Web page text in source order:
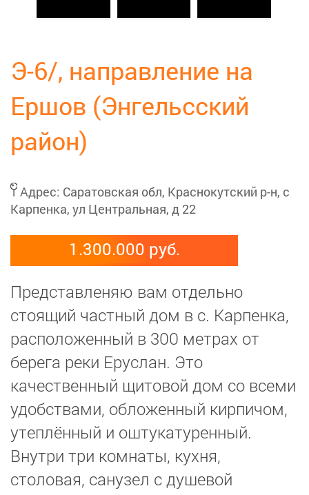
Э-6/, направление на
Ершов (Энгельсский
район)
Адрес: Саратовская обл, Краснокутский р-н, с
Карпенка, ул Центральная, д 22
1.300.000 руб.
Представленяю вам отдельно
стоящий частный дом в с. Карпенка,
расположенный в 300 метрах от
берега реки Еруслан. Это
качественный щитовой дом со всеми
удобствами, обложенный кирпичом,
утеплённый и оштукатуренный.
Внутри три комнаты, кухня,
столовая, санузел с душевой